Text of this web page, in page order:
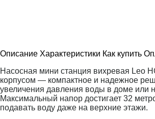
Описание Характеристики Как купить
Насосная мини станция вихревая Leo
корпусом — компактное и надежное
увеличения давления воды в доме или
Максимальный напор достигает 32
подавать воду даже на верхние этажи.